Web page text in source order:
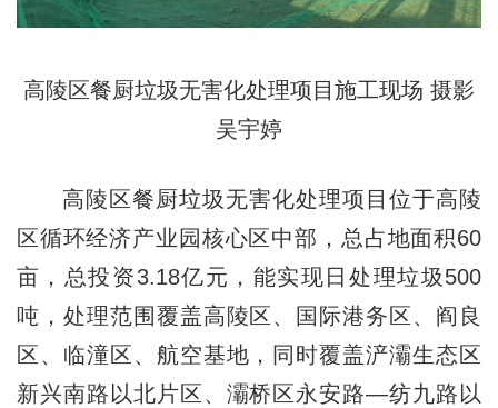
高陵区餐厨垃圾无害化处理项目施工现场 摄影
吴宇婷
高陵区餐厨垃圾无害化处理项目位于高陵
区循环经济产业园核心区中部，总占地面积60
亩，总投资3.18亿元，能实现日处理垃圾500
吨，处理范围覆盖高陵区、国际港务区、阎良
区、临潼区、航空基地，同时覆盖浐灞生态区
新兴南路以北片区、灞桥区永安路—纺九路以